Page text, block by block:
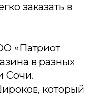
заказать в
«Патриот
в разных
Сочи.
который